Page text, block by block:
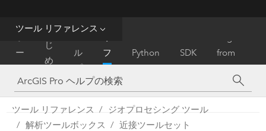
ツール リファレンス
ー
ム
は
じ
め
に
ル
プ
フ
ァ
レ
ン
ス
Python SDK
from
ArcMap
ツール リファレンス
ジオプロセシング ツール
解析ツールボックス
近接ツールセット